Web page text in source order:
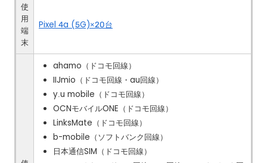
使
用
端
末
Pixel 4a (5G)×20台
ahamo（ドコモ回線）
IIJmio（ドコモ回線・au回線）
y.u mobile（ドコモ回線）
OCNモバイルONE（ドコモ回線）
LinksMate（ドコモ回線）
b-mobile（ソフトバンク回線）
日本通信SIM（ドコモ回線）